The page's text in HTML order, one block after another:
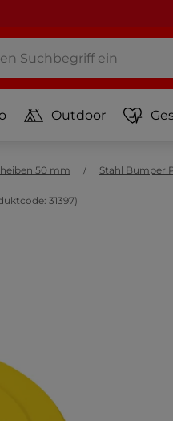
Outdoor
50 mm Stahl Bumper
31397)